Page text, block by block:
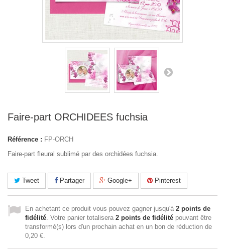
Faire-part ORCHIDEES fuchsia
Référence : FP-ORCH
Faire-part fleural sublimé par des orchidées fuchsia.
Tweet Partager Google+ Pinterest
En achetant ce produit vous pouvez gagner jusqu'à 2 points de
fidélité. Votre panier totalisera 2 points de fidélité pouvant être
transformé(s) lors d'un prochain achat en un bon de réduction de
0,20 €.